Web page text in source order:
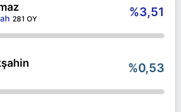
281 OY %3,51
%0,53